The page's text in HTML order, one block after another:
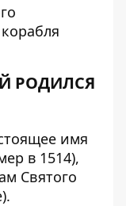
РОДИЛСЯ
имя
в 1514),
Святого